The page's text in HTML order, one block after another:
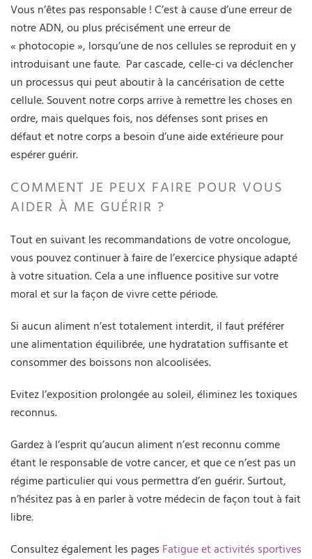
Vous n’êtes pas responsable ! C’est à cause d’une erreur de
notre ADN, ou plus précisément une erreur de
« photocopie », lorsqu’une de nos cellules se reproduit en y
introduisant une faute. Par cascade, celle-ci va déclencher
un processus qui peut aboutir à la cancérisation de cette
cellule. Souvent notre corps arrive à remettre les choses en
ordre, mais quelques fois, nos défenses sont prises en
défaut et notre corps a besoin d’une aide extérieure pour
espérer guérir.
COMMENT JE PEUX FAIRE POUR VOUS
AIDER À ME GUÉRIR ?
Tout en suivant les recommandations de votre oncologue,
vous pouvez continuer à faire de l’exercice physique adapté
à votre situation. Cela a une influence positive sur votre
moral et sur la façon de vivre cette période.
Si aucun aliment n’est totalement interdit, il faut préférer
une alimentation équilibrée, une hydratation suffisante et
consommer des boissons non alcoolisées.
Evitez l’exposition prolongée au soleil, éliminez les toxiques
reconnus.
Gardez à l’esprit qu’aucun aliment n’est reconnu comme
étant le responsable de votre cancer, et que ce n’est pas un
régime particulier qui vous permettra d’en guérir. Surtout,
n’hésitez pas à en parler à votre médecin de façon tout à fait
libre.
Consultez également les pages Fatigue et activités sportives